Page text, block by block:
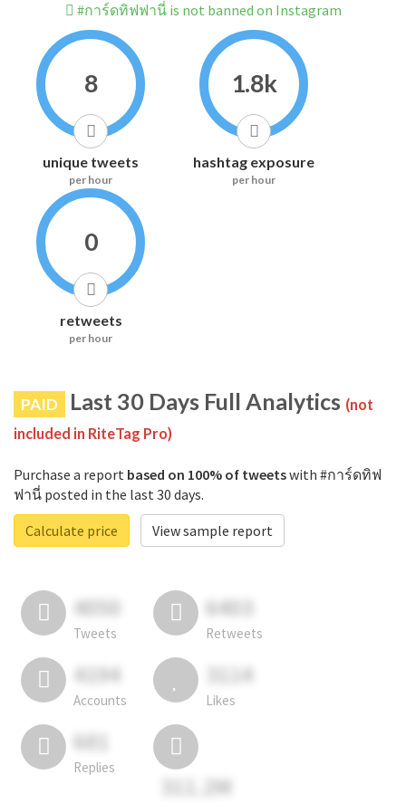
#การ์ดทิฟฟานี่ is not banned on Instagram
8
unique tweets
per hour
1.8k
hashtag exposure
per hour
0
retweets
per hour
PAID Last 30 Days Full Analytics (not
included in RiteTag Pro)
Purchase a report based on 100% of tweetswith #การ์ดทิฟ
ฟานี่ posted in the last 30 days.
Calculate price
View sample report
4050
Tweets
6403
Retweets
4194
Accounts
3114
Likes
681
Replies
311.2M